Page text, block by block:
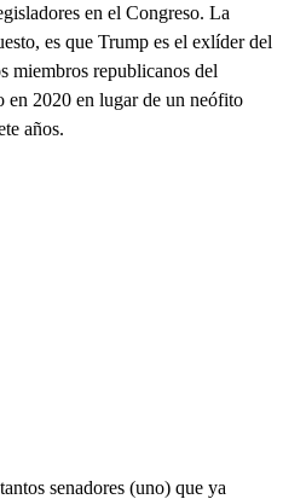
en el Congreso. La
es que Trump es el exlíder del
miembros republicanos del
en 2020 en lugar de un neófito
años.
senadores (uno) que ya